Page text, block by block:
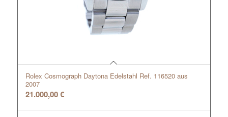
Rolex Cosmograph Daytona Edelstahl Ref. 116520 aus
2007
21.000,00€